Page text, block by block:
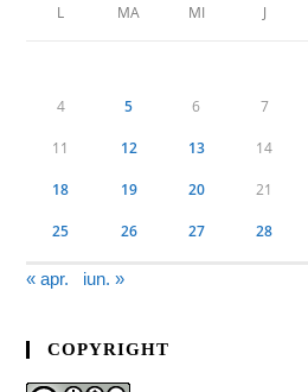
L MA MI J
4 5 6 7
11 12 13 14
18 19 20 21
25 26 27 28
« apr. iun. »
COPYRIGHT